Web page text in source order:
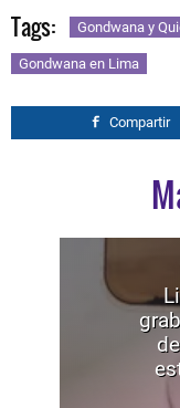
Tags: Gondwana y
Gondwana en Lima
Compartir